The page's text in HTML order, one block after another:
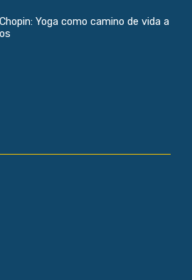
Yoga como camino de vida a